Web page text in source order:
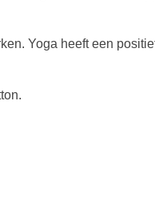
Yoga heeft een